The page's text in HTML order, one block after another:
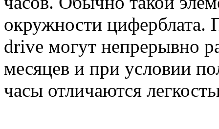
окружности циферблата.
drive могут непрерывно
месяцев и при условии
часы отличаются